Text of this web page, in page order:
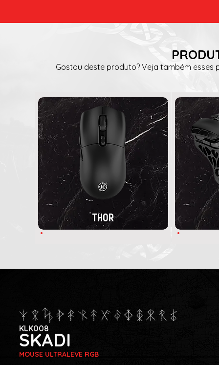
Gostou deste produto? Veja também
THOR
SKADI
KLK008
MOUSE ULTRALEVE RGB